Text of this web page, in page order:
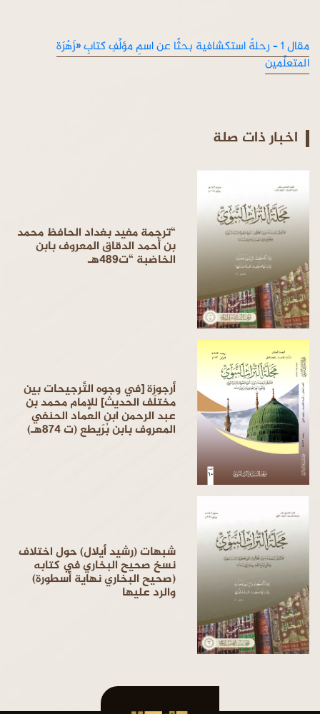
مقال 1 – رحلةٌ استكشافية بحثًا عن اسمِ مؤلِّفِ كتابِ «زَهْرَة
المتعلِّمين
اخبار ذات صلة
“ترجمة مفيد بغداد الحافظ محمد
بن أحمد الدقاق المعروف بابن
الخاضبة “ت489هـ
أرجوزة [في وجوه التَّرجيحات بين
مختلَف الحديث] للإمام محمد بن
عبد الرحمن ابن العماد الحنفي
المعروف بابن بُرَيطع (ت 874هـ)
شبهات (رشيد أيلال) حول اختلاف
نسخ صحيح البخاري في كتابه
(صحيح البخاري نهاية أسطورة)
والرد عليها